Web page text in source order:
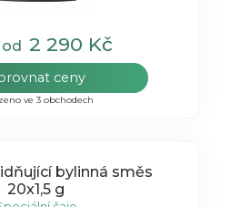
od 2 290 Kč
ceny
ve 3 obchodech
bylinná směs
20x1,5 g